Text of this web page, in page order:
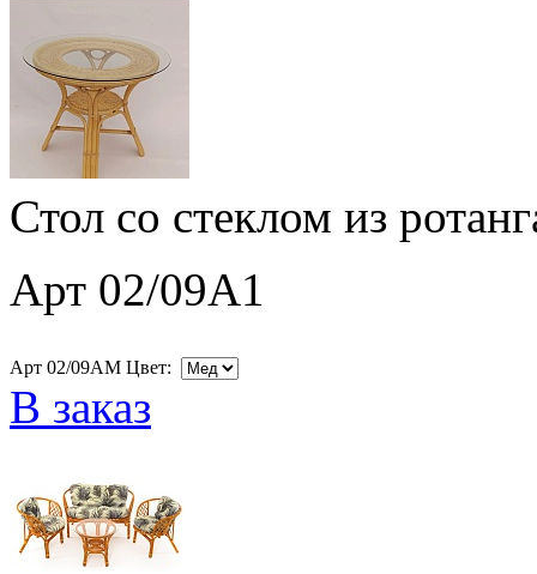
Стол со стеклом из
Арт 02/09A1
Арт 02/09AM Цвет:
В заказ